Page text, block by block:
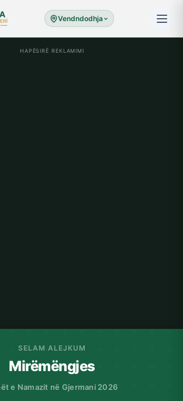
Vendndodhja
HAPËSIRË REKLAMIMI
SELAM ALEJKUM
Mirëmëngjes
e Namazit në Gjermani 2026